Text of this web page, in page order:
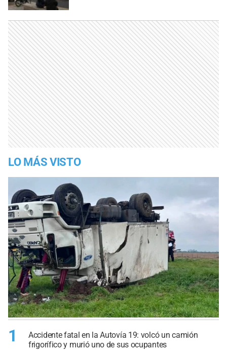
LO MÁS VISTO
1
Accidente fatal en la Autovía 19: volcó un camión
frigorífico y murió uno de sus ocupantes